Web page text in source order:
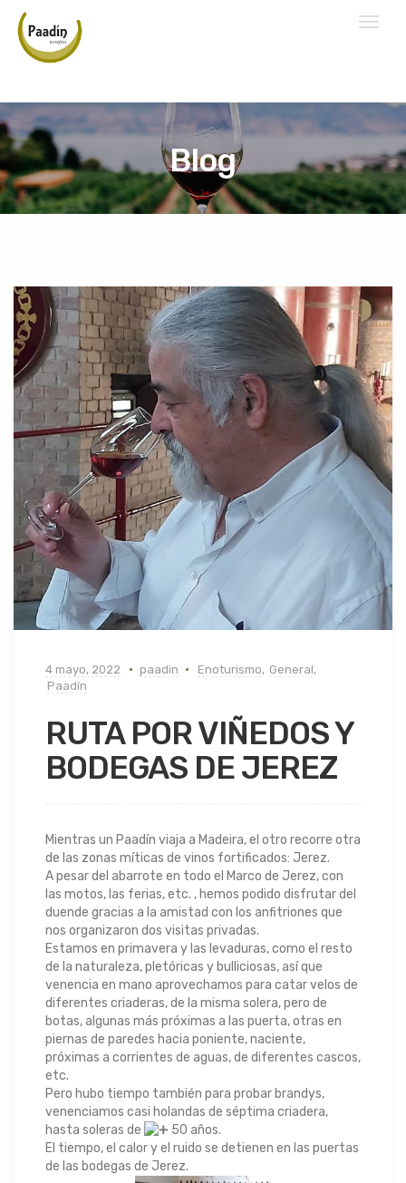
Toggle
Blog
4 mayo, 2022 paadin Enoturismo, General,
Paadín
RUTA POR VIÑEDOS Y
BODEGAS DE JEREZ
Mientras un Paadín viaja a Madeira, el otro recorre otra
de las zonas míticas de vinos fortificados: Jerez.
A pesar del abarrote en todo el Marco de Jerez, con
las motos, las ferias, etc. , hemos podido disfrutar del
duende gracias a la amistad con los anfitriones que
nos organizaron dos visitas privadas.
Estamos en primavera y las levaduras, como el resto
de la naturaleza, pletóricas y bulliciosas, así que
venencia en mano aprovechamos para catar velos de
diferentes criaderas, de la misma solera, pero de
botas, algunas más próximas a las puerta, otras en
piernas de paredes hacia poniente, naciente,
próximas a corrientes de aguas, de diferentes cascos,
etc.
Pero hubo tiempo también para probar brandys,
venenciamos casi holandas de séptima criadera,
hasta soleras de
50 años.
El tiempo, el calor y el ruido se detienen en las puertas
de las bodegas de Jerez.